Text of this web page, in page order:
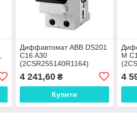
Диффавтомат ABB DS201
C16 A30
(2CSR255140R1164)
4 241,60₴
Купити
M
4